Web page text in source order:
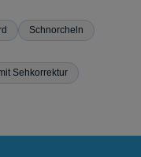
Schnorcheln
Sehkorrektur